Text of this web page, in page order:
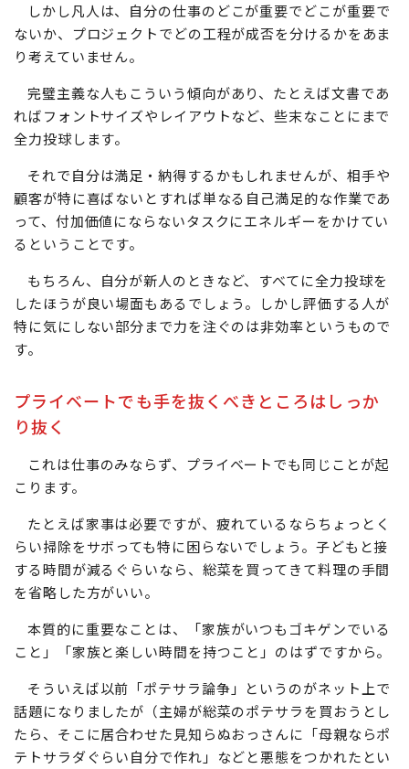
しかし凡人は、自分の仕事のどこが重要でどこが重要で
ないか、プロジェクトでどの工程が成否を分けるかをあま
り考えていません。
完璧主義な人もこういう傾向があり、たとえば文書であ
ればフォントサイズやレイアウトなど、些末なことにまで
全力投球します。
それで自分は満足・納得するかもしれませんが、相手や
顧客が特に喜ばないとすれば単なる自己満足的な作業であ
って、付加価値にならないタスクにエネルギーをかけてい
るということです。
もちろん、自分が新人のときなど、すべてに全力投球を
したほうが良い場面もあるでしょう。しかし評価する人が
特に気にしない部分まで力を注ぐのは非効率というもので
す。
プライベートでも手を抜くべきところはしっか
り抜く
これは仕事のみならず、プライベートでも同じことが起
こります。
たとえば家事は必要ですが、疲れているならちょっとく
らい掃除をサボっても特に困らないでしょう。子どもと接
する時間が減るぐらいなら、総菜を買ってきて料理の手間
を省略した方がいい。
本質的に重要なことは、「家族がいつもゴキゲンでいる
こと」「家族と楽しい時間を持つこと」のはずですから。
そういえば以前「ポテサラ論争」というのがネット上で
話題になりましたが（主婦が総菜のポテサラを買おうとし
たら、そこに居合わせた見知らぬおっさんに「母親ならポ
テトサラダぐらい自分で作れ」などと悪態をつかれたとい